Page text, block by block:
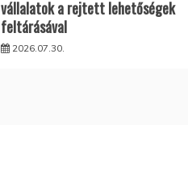
vállalatok a rejtett lehetőségek
feltárásával
2026.07.30.